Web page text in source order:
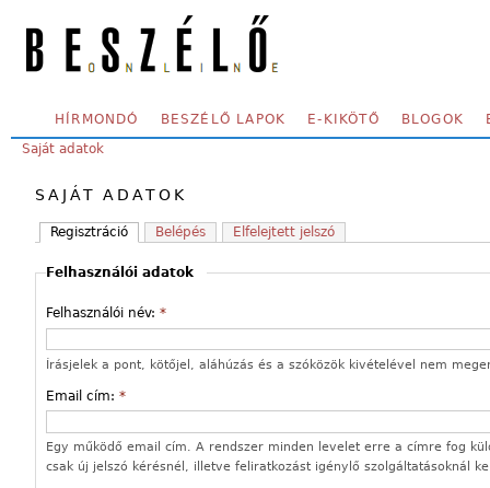
SECONDARY MENU
HÍRMONDÓ BESZÉLŐ LAPOK E-KIKÖTŐ BLOGOK
YOU ARE HERE:
Saját adatok
SAJÁT ADATOK
Regisztráció Belépés Elfelejtett jelszó
Felhasználói adatok
Felhasználói név: *
Írásjelek a pont, kötőjel, aláhúzás és a szóközök kivételével nem
Email cím: *
Egy működő email cím. A rendszer minden levelet erre a címre fog
csak új jelszó kérésnél, illetve feliratkozást igénylő szolgáltatásoknál